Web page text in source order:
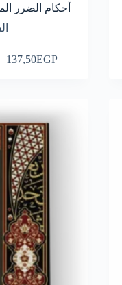
أحكام الضرر
137,50EGP